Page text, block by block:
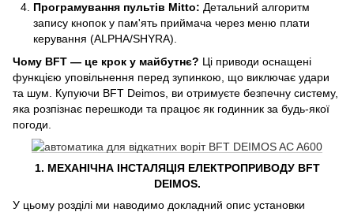
Програмування пультів Mitto: Детальний алгоритм
запису кнопок у пам'ять приймача через меню плати
керування (ALPHA/SHYRA).
Чому BFT — це крок у майбутнє? Ці приводи оснащені
функцією уповільнення перед зупинкою, що виключає удари
та шум. Купуючи BFT Deimos, ви отримуєте безпечну систему,
яка розпізнає перешкоди та працює як годинник за будь-якої
погоди.
1. МЕХАНІЧНА ІНСТАЛЯЦІЯ ЕЛЕКТРОПРИВОДУ BFT
DEIMOS.
У цьому розділі ми наводимо докладний опис установки